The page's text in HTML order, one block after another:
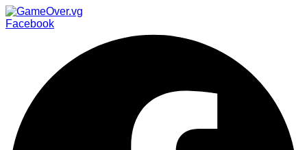
Facebook